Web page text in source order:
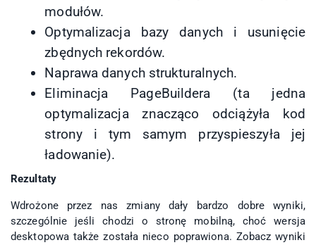
modułów.
Optymalizacja bazy danych i usunięcie
zbędnych rekordów.
Naprawa danych strukturalnych.
Eliminacja PageBuildera (ta jedna
optymalizacja znacząco odciążyła kod
strony i tym samym przyspieszyła jej
ładowanie).
Rezultaty
Wdrożone przez nas zmiany dały bardzo dobre wyniki,
szczególnie jeśli chodzi o stronę mobilną, choć wersja
desktopowa także została nieco poprawiona. Zobacz wyniki